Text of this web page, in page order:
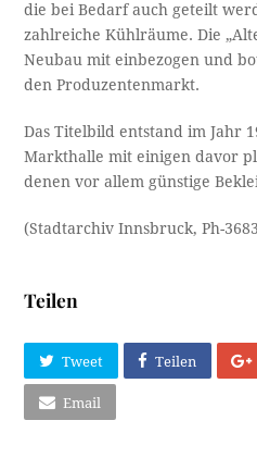
die bei Bedarf auch geteilt
zahlreiche Kühlräume. Die
Neubau mit einbezogen und
den Produzentenmarkt.
Das Titelbild entstand im Jahr
Markthalle mit einigen davor
denen vor allem günstige
(Stadtarchiv Innsbruck, Ph-
Teilen
Tweet Teilen
Email